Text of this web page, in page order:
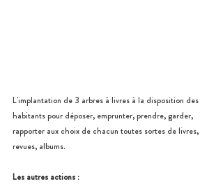
L'implantation de 3 arbres à livres à la disposition des
habitants pour déposer, emprunter, prendre, garder,
rapporter aux choix de chacun toutes sortes de livres,
revues, albums.
Les autres actions :